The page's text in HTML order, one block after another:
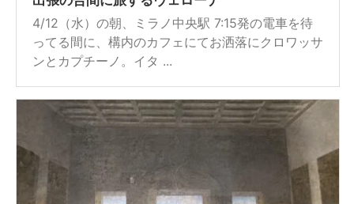
4/12（水）の朝、ミラノ中央駅 7:15発の電車を待
ってる間に、構内のカフェにてお洒落にクロワッサ
ンとカプチーノ。イタ ...